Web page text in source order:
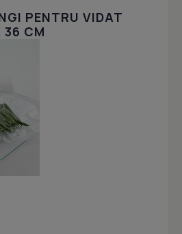
PENTRU VIDAT
36 CM